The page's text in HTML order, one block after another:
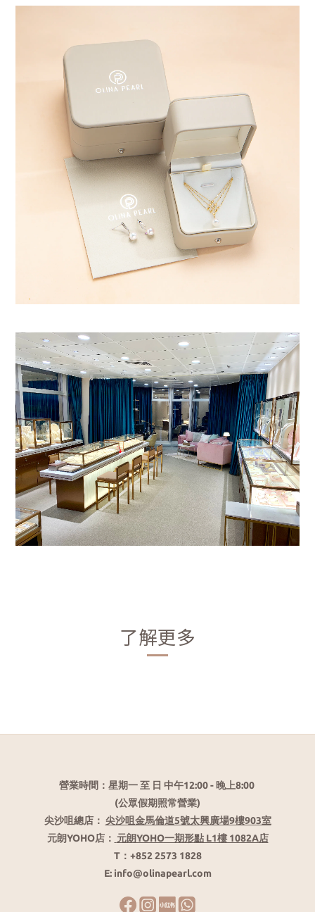
了解更多
營業時間：星期一 至 日 中午12:00 - 晚上8:00
(公眾假期照常營業)
尖沙咀總店： 尖沙咀金馬倫道5號太興廣場9樓903室
元朗YOHO店： 元朗YOHO一期形點 L1樓 1082A店
T：+852 2573 1828
E: info@olinapearl.com